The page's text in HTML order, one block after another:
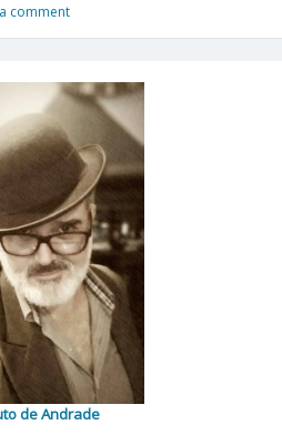
comment
de Andrade